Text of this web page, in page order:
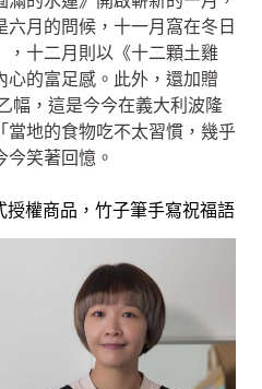
月的問候，十一月窩在冬日
，十二月則以《十二顆土雞
心的富足感。此外，還加贈
幅，這是今今在義大利波隆
當地的食物吃不太習慣，幾乎
笑著回憶。
授權商品，竹子筆手寫祝福語